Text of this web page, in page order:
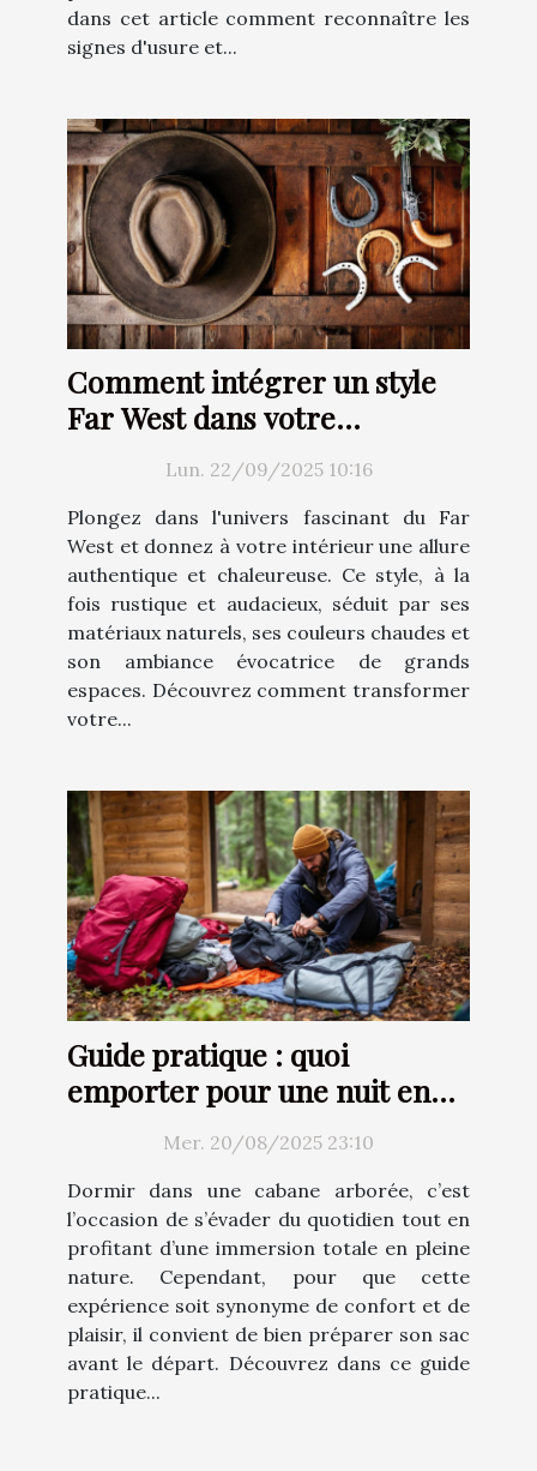
dans cet article comment reconnaître les
signes d'usure et...
Comment intégrer un style
Far West dans votre
décoration intérieure ?
Lun. 22/09/2025 10:16
Plongez dans l'univers fascinant du Far
West et donnez à votre intérieur une allure
authentique et chaleureuse. Ce style, à la
fois rustique et audacieux, séduit par ses
matériaux naturels, ses couleurs chaudes et
son ambiance évocatrice de grands
espaces. Découvrez comment transformer
votre...
Guide pratique : quoi
emporter pour une nuit en
cabane arborée ?
Mer. 20/08/2025 23:10
Dormir dans une cabane arborée, c’est
l’occasion de s’évader du quotidien tout en
profitant d’une immersion totale en pleine
nature. Cependant, pour que cette
expérience soit synonyme de confort et de
plaisir, il convient de bien préparer son sac
avant le départ. Découvrez dans ce guide
pratique...